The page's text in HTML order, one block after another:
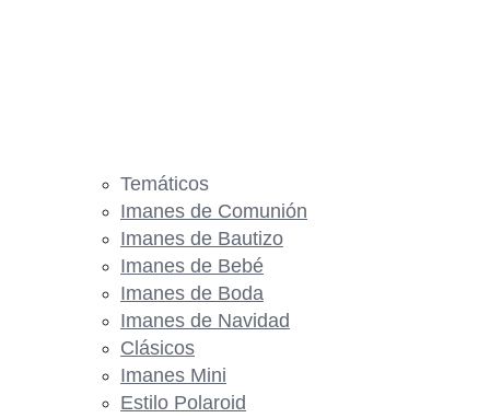
Temáticos
Imanes de Comunión
Imanes de Bautizo
Imanes de Bebé
Imanes de Boda
Imanes de Navidad
Clásicos
Imanes Mini
Estilo Polaroid